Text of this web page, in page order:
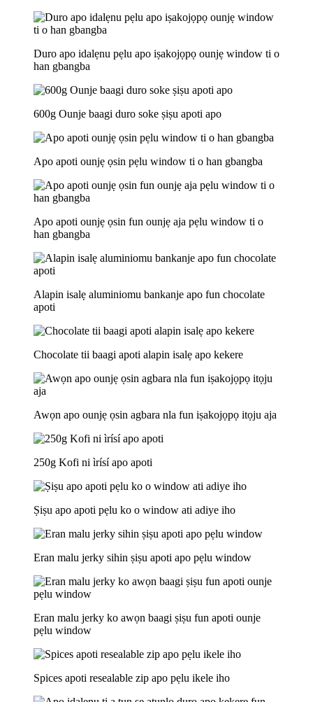
Duro apo idalẹnu pẹlu apo iṣakojọpọ ounjẹ window ti o
han gbangba
600g Ounje baagi duro soke ṣiṣu apoti apo
Apo apoti ounjẹ ọsin pẹlu window ti o han gbangba
Apo apoti ounjẹ ọsin fun ounjẹ aja pẹlu window ti o
han gbangba
Alapin isalẹ aluminiomu bankanje apo fun chocolate
apoti
Chocolate tii baagi apoti alapin isalẹ apo kekere
Awọn apo ounjẹ ọsin agbara nla fun iṣakojọpọ itọju aja
250g Kofi ni ìrísí apo apoti
Ṣiṣu apo apoti pẹlu ko o window ati adiye iho
Eran malu jerky sihin ṣiṣu apoti apo pẹlu window
Eran malu jerky ko awọn baagi ṣiṣu fun apoti ounje
pẹlu window
Spices apoti resealable zip apo pẹlu ikele iho